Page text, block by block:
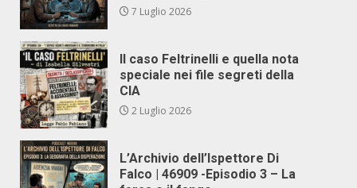
7 Luglio 2026
Il caso Feltrinelli e quella nota
speciale nei file segreti della
CIA
2 Luglio 2026
L’Archivio dell’Ispettore Di
Falco | 46909 -Episodio 3 – La